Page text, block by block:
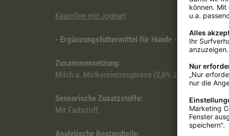
Kaurollen mit Joghurt
- Ergänzungsfuttermittel für Hunde -
Zusammensetzung:
Milch u. Molkereierzeugnisse (2,6% Joghurtpulver),
Sensorische Zusatzstoffe:
Mit Farbstoff.
Analytische Bestandteile: